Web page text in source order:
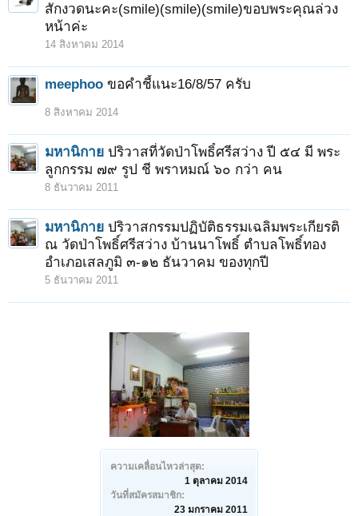
ความเคลื่อนไหวล่าสุด:
1 ตุลาคม 2014
วันที่สมัครสมาชิก:
23 มกราคม 2011
สักงวดนะคะ(smile)(smile)(smile)ขอบพระคุณล่วง
หน้าค่ะ
14 สิงหาคม 2014
meephoo ขอคำชี้แนะ16/8/57 ครับ
8 สิงหาคม 2014
มหานิกาย ปริวาสที่วัดป่าโพธิ์ศรีสว่าง ปี ๕๔ มี พระ
ลูกกรรม ๗๙ รูป ชี พราหมณ์ ๖๐ กว่า คน
8 ธันวาคม 2011
มหานิกาย ปริวาสกรรมปฏิบัติธรรมเฉลิมพระเกียรติ
ณ วัดป่าโพธิ์ศรีสว่าง บ้านนาโพธิ์ ตำบลโพธิ์ทอง
อำเภอเสลภูมิ ๓-๑๒ ธันวาคม ของทุกปี
5 ธันวาคม 2011